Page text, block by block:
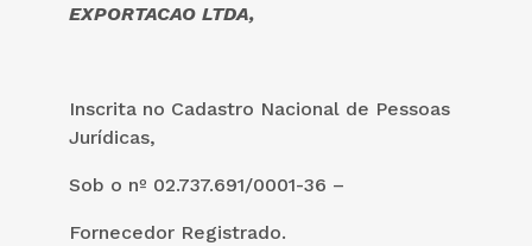
EXPORTACAO LTDA,
Inscrita no Cadastro Nacional de Pessoas
Jurídicas,
Sob o nº 02.737.691/0001-36 –
Fornecedor Registrado.